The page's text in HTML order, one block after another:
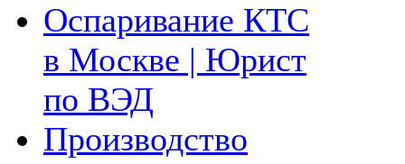
Оспаривание КТС
в Москве | Юрист
по ВЭД
Производство